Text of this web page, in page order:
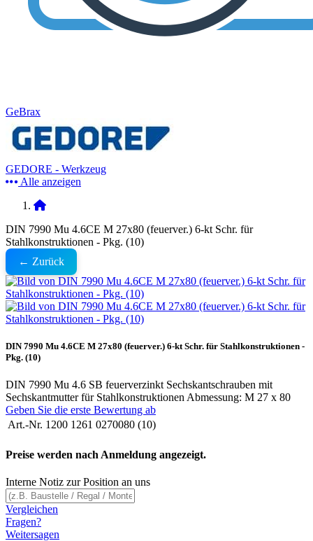
GeBrax
GEDORE - Werkzeug
Alle anzeigen
DIN 7990 Mu 4.6CE M 27x80 (feuerver.) 6-kt Schr. für
Stahlkonstruktionen - Pkg. (10)
← Zurück
DIN 7990 Mu 4.6CE M 27x80 (feuerver.) 6-kt Schr. für Stahlkonstruktionen -
Pkg. (10)
DIN 7990 Mu 4.6 SB feuerverzinkt Sechskantschrauben mit
Sechskantmutter für Stahlkonstruktionen Abmessung: M 27 x 80
Geben Sie die erste Bewertung ab
Art.-Nr. 1200 1261 0270080 (10)
Preise werden nach Anmeldung angezeigt.
Interne Notiz zur Position an uns
Vergleichen
Fragen?
Weitersagen